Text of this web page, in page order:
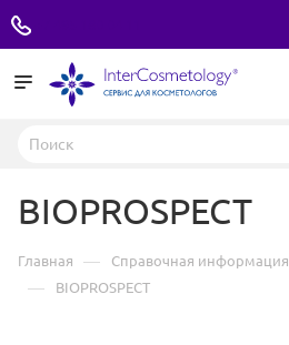
BIOPROSPECT
Главная — Справочная информация
— BIOPROSPECT